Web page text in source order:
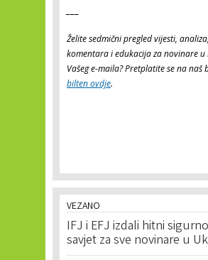
Želite sedmični pregled vijesti, analiza,
komentara i edukacija za novinare u
Vašeg e-maila? Pretplatite se na naš
bilten ovdje.
VEZANO
IFJ i EFJ izdali hitni
savjet za sve novinare u